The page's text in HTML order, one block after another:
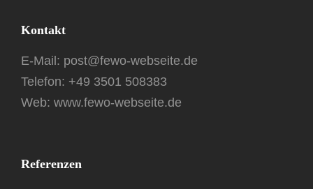
Referenzen
Kontakt
E-Mail: post@fewo-webseite.de
Telefon: +49 3501 508383
Web: www.fewo-webseite.de